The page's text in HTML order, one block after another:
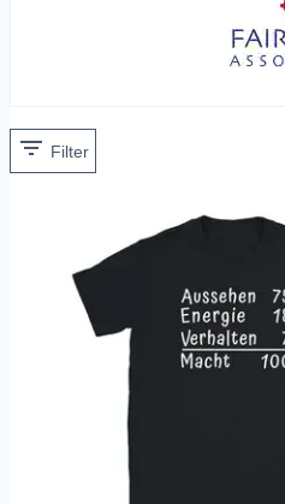
Filter